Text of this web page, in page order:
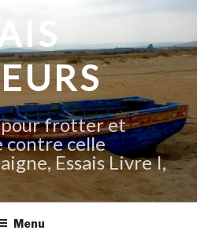
frotter et
contre celle
Essais Livre I,
Menu